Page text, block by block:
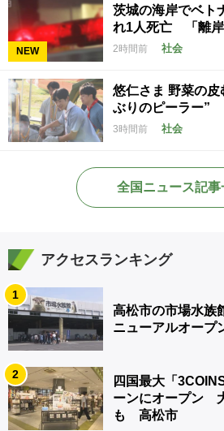
NEW
茨城の海岸でベト
れ1人死亡 「離岸
2時間前 社会
悠仁さま 野菜の皮
ぶりのピーラー”
3時間前 社会
全国ニュース記事
アクセスランキング
1
高松市の市場水
ニューアルオープ
2
四国最大「
ーンにオープン
も 高松市